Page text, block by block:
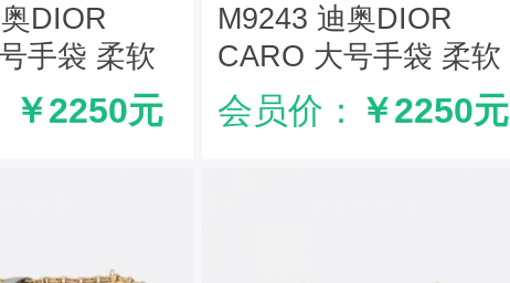
DIOR
手袋 柔软
纹 白色
￥2250元
M9243 迪奥DIOR
CARO 大号手袋 柔软
牛皮革藤格纹 米色
会员价： ￥2250元